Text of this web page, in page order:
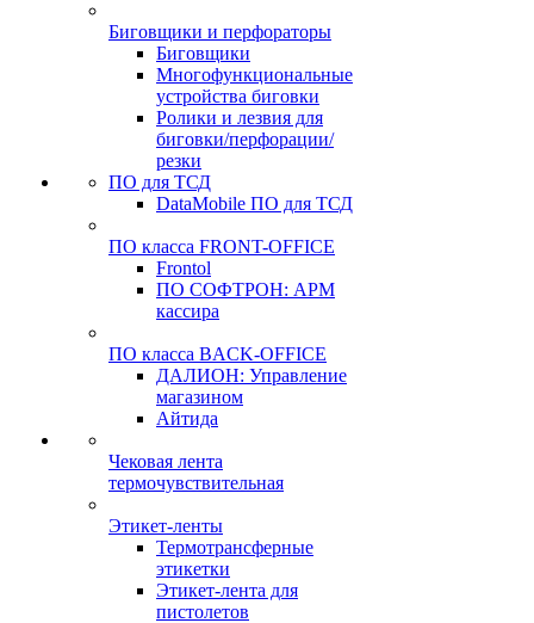
Биговщики и перфораторы
Биговщики
Многофункциональные
устройства биговки
Ролики и лезвия для
биговки/перфорации/
резки
ПО для ТСД
DataMobile ПО для ТСД
ПО класса FRONT-OFFICE
Frontol
ПО СОФТРОН: АРМ
кассира
ПО класса BACK-OFFICE
ДАЛИОН: Управление
магазином
Айтида
Чековая лента
термочувствительная
Этикет-ленты
Термотрансферные
этикетки
Этикет-лента для
пистолетов